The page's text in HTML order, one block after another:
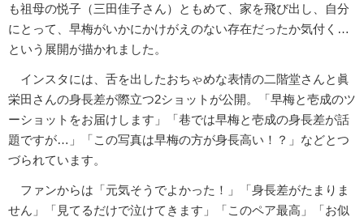
も祖母の悦子（三田佳子さん）ともめて、家を飛び出し、自分
にとって、早梅がいかにかけがえのない存在だったか気付く…
という展開が描かれました。
インスタには、舌を出したおちゃめな表情の二階堂さんと眞
栄田さんの身長差が際立つ2ショットが公開。「早梅と壱成のツ
ーショットをお届けします」「巷では早梅と壱成の身長差が話
題ですが…」「この写真は早梅の方が身長高い！？」などとつ
づられています。
ファンからは「元気そうでよかった！」「身長差がたまりま
せん」「見てるだけで泣けてきます」「このペア最高」「お似